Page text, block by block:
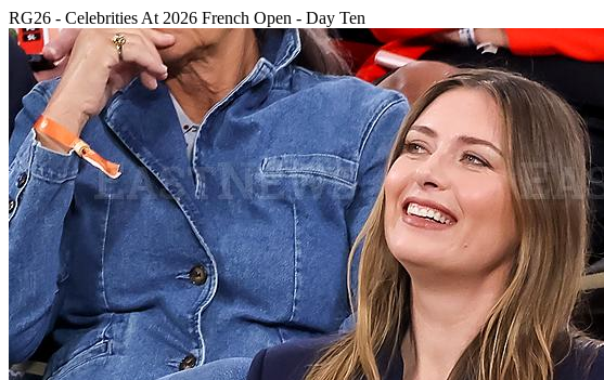
RG26 - Celebrities At 2026 French Open - Day Ten